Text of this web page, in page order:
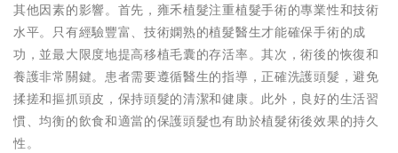
其他因素的影響。首先，雍禾植髮注重植髮手術的專業性和技術
水平。只有經驗豐富、技術嫻熟的植髮醫生才能確保手術的成
功，並最大限度地提高移植毛囊的存活率。其次，術後的恢復和
養護非常關鍵。患者需要遵循醫生的指導，正確洗護頭髮，避免
揉搓和摳抓頭皮，保持頭髮的清潔和健康。此外，良好的生活習
慣、均衡的飲食和適當的保護頭髮也有助於植髮術後效果的持久
性。